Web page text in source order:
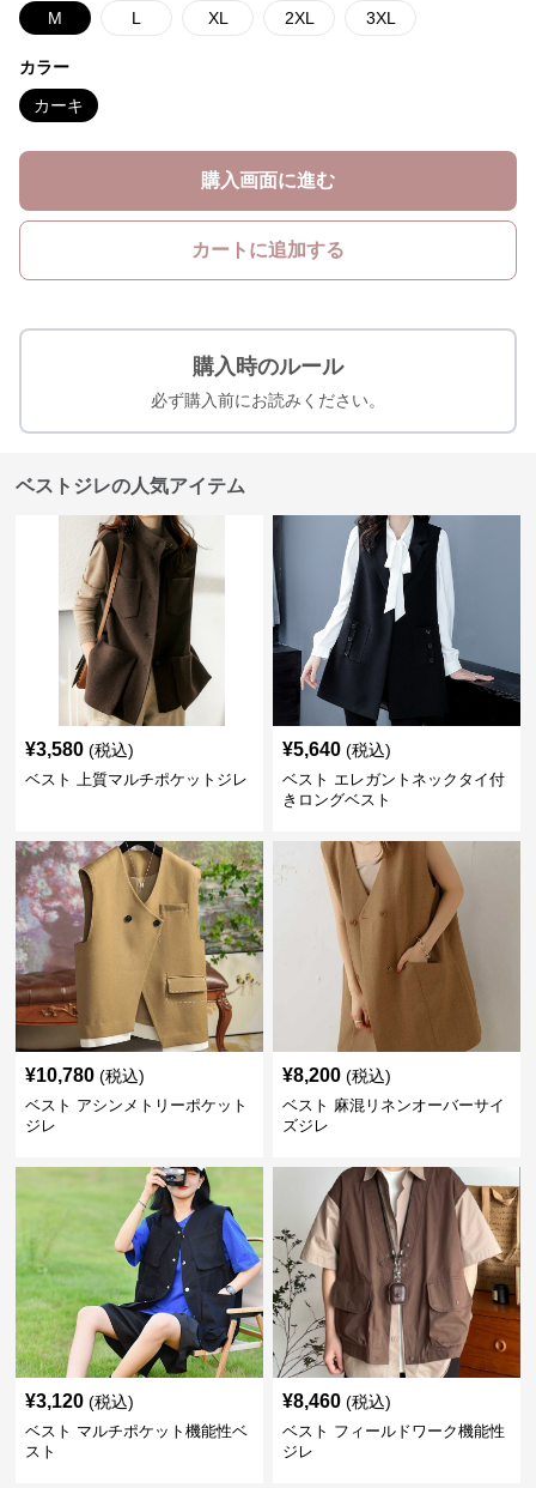
M L XL 2XL 3XL
カラー
カーキ
購入画面に進む
カートに追加する
購入時のルール
必ず購入前にお読みください。
ベストジレの人気アイテム
¥3,580 (税込)
ベスト 上質マルチポケットジレ
¥5,640 (税込)
ベスト エレガントネックタイ付
きロングベスト
¥10,780 (税込)
ベスト アシンメトリーポケット
ジレ
¥8,200 (税込)
ベスト 麻混リネンオーバーサイ
ズジレ
¥3,120 (税込)
ベスト マルチポケット機能性ベ
スト
¥8,460 (税込)
ベスト フィールドワーク機能性
ジレ